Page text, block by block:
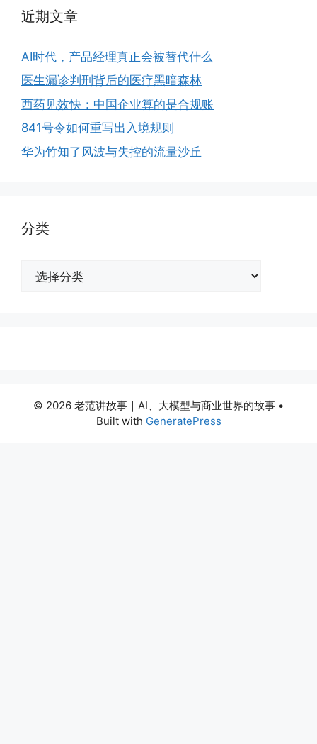
近期文章
AI时代，产品经理真正会被替代什么
医生漏诊判刑背后的医疗黑暗森林
西药见效快：中国企业算的是合规账
841号令如何重写出入境规则
华为竹知了风波与失控的流量沙丘
分类
© 2026 老范讲故事｜AI、大模型与商业世界的故事 •
Built with GeneratePress